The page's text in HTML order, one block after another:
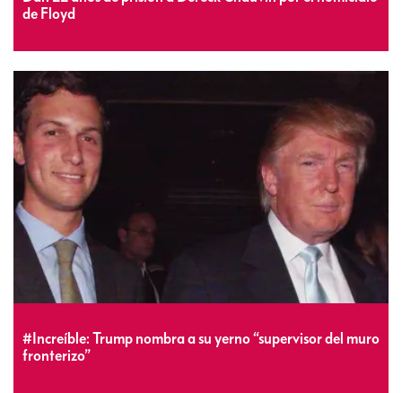
de Floyd
#Increíble: Trump nombra a su yerno “supervisor del muro
fronterizo”